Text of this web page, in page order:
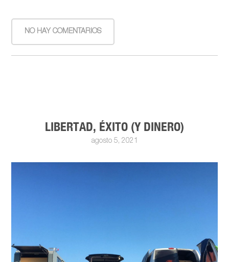
NO HAY COMENTARIOS
LIBERTAD, ÉXITO (Y DINERO)
agosto 5, 2021